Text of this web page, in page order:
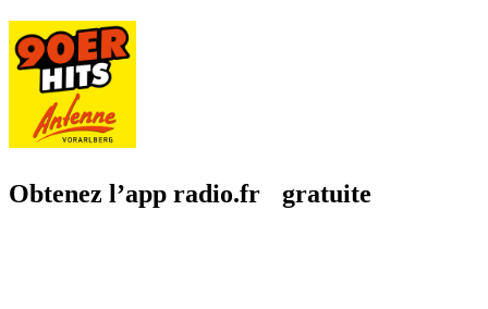
Obtenez l’app radio.fr gratuite